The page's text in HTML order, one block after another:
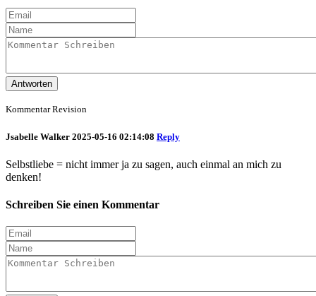
Antworten
Kommentar Revision
Jsabelle Walker 2025-05-16 02:14:08 Reply
Selbstliebe = nicht immer ja zu sagen, auch einmal an mich zu
denken!
Schreiben Sie einen Kommentar